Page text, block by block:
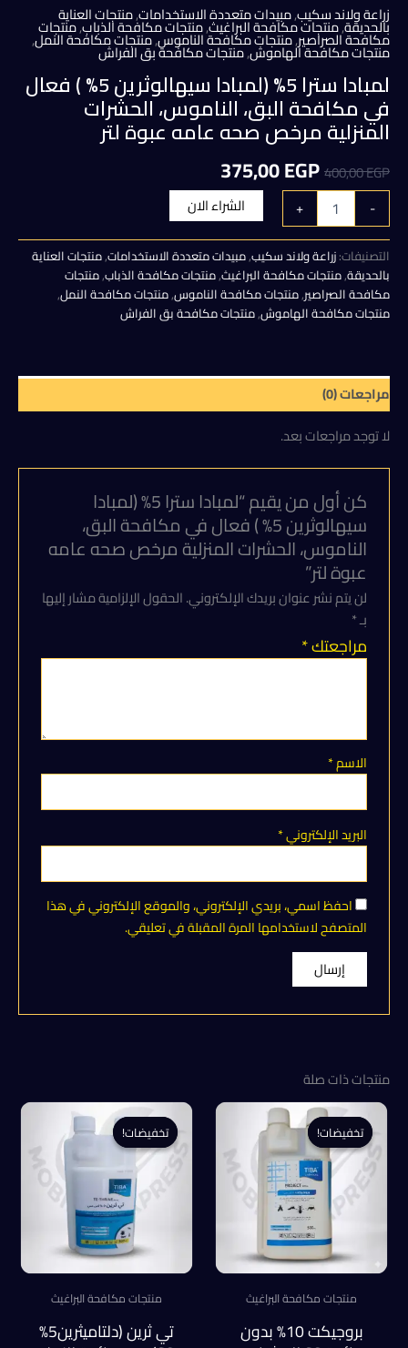
زراعة ولاند سكيب,مبيدات متعددة الاستخدامات,منتجات العناية
بالحديقة,منتجات مكافحة البراغيث,منتجات مكافحة الذباب,منتجات
مكافحة الصراصير,منتجات مكافحة الناموس,منتجات مكافحة النمل,
منتجات مكافحة الهاموش,منتجات مكافحة بق الفراش
لمبادا سترا 5% (لمبادا سيهالوثرين 5% ) فعال
في مكافحة البق، الناموس، الحشرات
المنزلية مرخص صحه عامه عبوة لتر
400,00EGP
السعر
الأصلي
هو:
400,00 EGP.
375,00EGP
الحالي
هو:
375,00 EGP.
-
كمية
لمبادا
سترا
5%
(لمبادا
سيهالوثرين
5%
)
مكافحة
البق،
الناموس،
الحشرات
مرخص
عامه
عبوة
+ الشراء الان
التصنيفات:زراعة ولاند سكيب,مبيدات متعددة الاستخدامات,منتجات العناية
بالحديقة,منتجات مكافحة البراغيث,منتجات مكافحة الذباب,منتجات
مكافحة الصراصير,منتجات مكافحة الناموس,منتجات مكافحة النمل,
منتجات مكافحة الهاموش,منتجات مكافحة بق الفراش
مراجعات (0)
لا توجد مراجعات بعد.
كن أول من يقيم “لمبادا سترا 5% (لمبادا
سيهالوثرين 5% ) فعال في مكافحة البق،
الناموس، الحشرات المنزلية مرخص صحه عامه
عبوة لتر”
لن يتم نشر عنوان بريدك الإلكتروني.الحقول الإلزامية مشار إليها
بـ*
مراجعتك*
الاسم*
البريد الإلكتروني*
احفظ اسمي، بريدي الإلكتروني، والموقع الإلكتروني في هذا
المتصفح لاستخدامها المرة المقبلة في تعليقي.
منتجات ذات صلة
تخفيضات!
تخفيضات!
منتجات مكافحة البراغيث
بروجيكت 10% بدون
تخفيضات!
تخفيضات!
منتجات مكافحة البراغيث
تي ثرين (دلتاميثرين5%